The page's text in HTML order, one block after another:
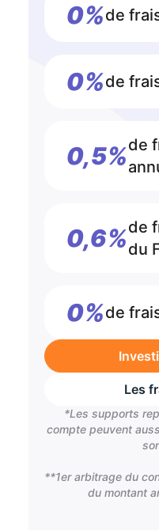
0%de
0%de
0,5%de
0,6%de
du
0%de
Les
*Les supports
compte peuvent
**1er arbitrage du
du montant